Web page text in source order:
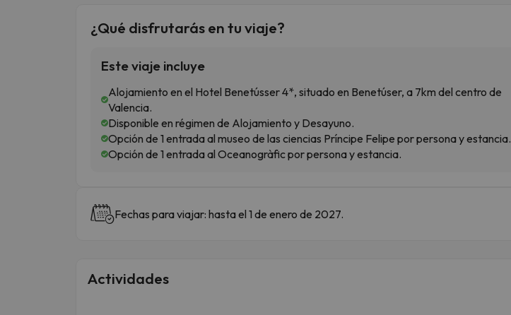
¿Qué disfrutarás en tu viaje?
Este viaje incluye
Alojamiento en el Hotel Benetússer 4*, situado en Benetúser, a 7km del centro de
Valencia.
Disponible en régimen de Alojamiento y Desayuno.
Opción de 1 entrada al museo de las ciencias Príncipe Felipe por persona y estancia.
Opción de 1 entrada al Oceanogràfic por persona y estancia.
Fechas para viajar: hasta el 1 de enero de 2027.
Actividades